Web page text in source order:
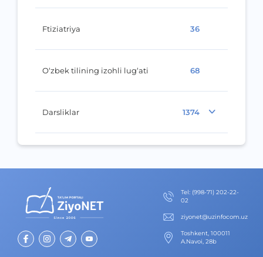
Ftiziatriya 36
O‘zbek tilining izohli lug‘ati 68
Darsliklar 1374
Теl: (998-71) 202-22-
02
ziyonet@uzinfocom.uz
Toshkent, 100011
A.Navoi, 28b